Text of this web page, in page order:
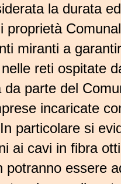
la durata
proprietà
miranti a
reti ospitate
da parte del
incaricate
particolare si
ai cavi in fibra
potranno essere